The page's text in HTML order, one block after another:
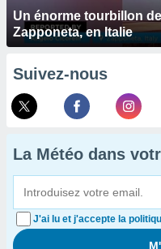
Un énorme tourbillon
Zapponeta, en Italie
Suivez-nous
La Météo dans
J'ai lu et j'accepte la